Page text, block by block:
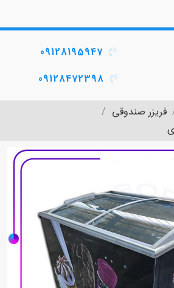
09128195947
09128472398
فریزر صندوقی